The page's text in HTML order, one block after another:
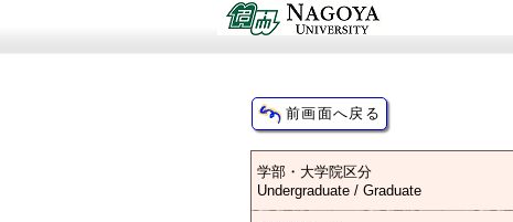
学部・大学院区分
Undergraduate / Graduate